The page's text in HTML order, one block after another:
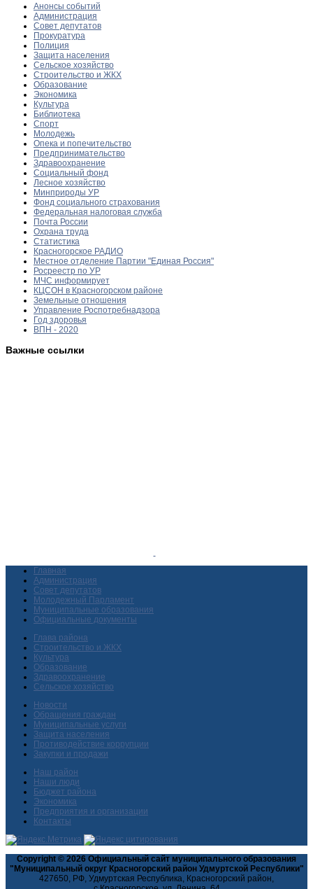
Анонсы событий
Администрация
Совет депутатов
Прокуратура
Полиция
Защита населения
Сельское хозяйство
Строительство и ЖКХ
Образование
Экономика
Культура
Библиотека
Спорт
Молодежь
Опека и попечительство
Предпринимательство
Здравоохранение
Социальный фонд
Лесное хозяйство
Минприроды УР
Фонд социального страхования
Федеральная налоговая служба
Почта России
Охрана труда
Статистика
Красногорское РАДИО
Местное отделение Партии "Единая Россия"
Росреестр по УР
МЧС информирует
КЦСОН в Красногорском районе
Земельные отношения
Управление Роспотребнадзора
Год здоровья
ВПН - 2020
Важные ссылки
Главная
Администрация
Совет депутатов
Молодежный Парламент
Муниципальные образования
Официальные документы
Глава района
Строительство и ЖКХ
Культура
Образование
Здравоохранение
Сельское хозяйство
Новости
Обращения граждан
Муниципальные услуги
Защита населения
Противодействие коррупции
Закупки и продажи
Наш район
Наши люди
Бюджет района
Экономика
Предприятия и организации
Контакты
Copyright © 2026 Официальный сайт муниципального образования
"Муниципальный округ Красногорский район Удмуртской Республики"
427650, РФ, Удмуртская Республика, Красногорский район,